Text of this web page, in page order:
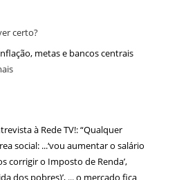
certo?
metas e bancos centrais
à Rede TV!: “Qualquer
social: ...‘vou aumentar o salário
corrigir o Imposto de Renda’,
dos pobres)’, ... o mercado fica